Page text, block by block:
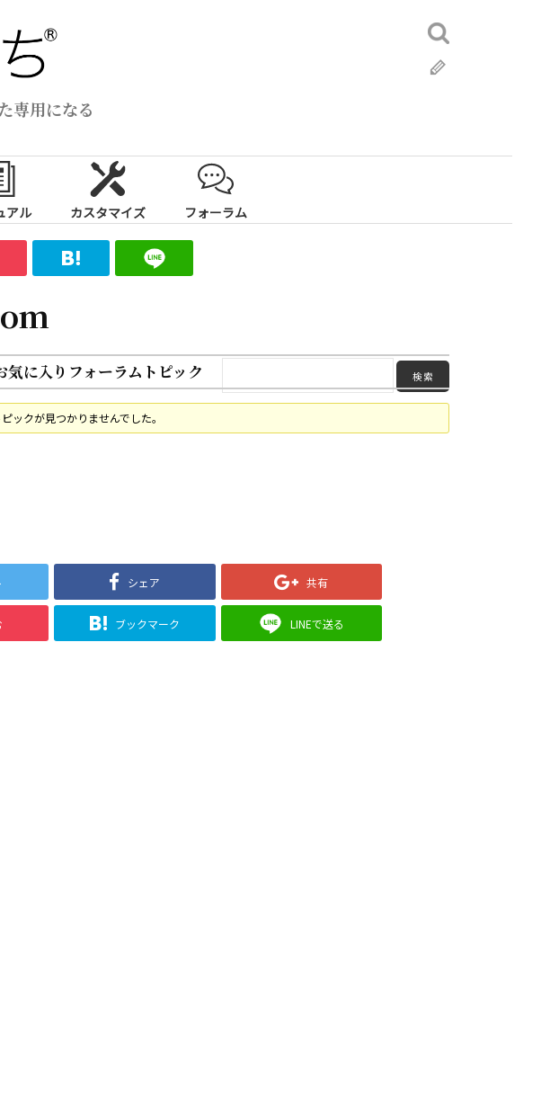
専用になる
検
索:
アル カスタマイズ フォーラム
気に入りフォーラムトピック
ピックが見つかりませんでした。
シェア 共有
ブックマーク LINEで送る